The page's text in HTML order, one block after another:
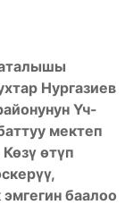
Нургазиев
Үч-
мектеп
өтүп
баалоо